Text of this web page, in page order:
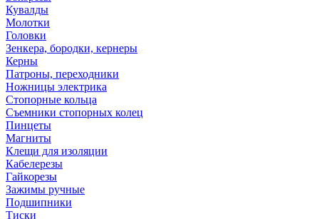
Кувалды
Молотки
Головки
Зенкера, бородки, кернеры
Керны
Патроны, переходники
Ножницы электрика
Стопорные кольца
Съемники стопорных колец
Пинцеты
Магниты
Клещи для изоляции
Кабелерезы
Гайкорезы
Зажимы ручные
Подшипники
Тиски